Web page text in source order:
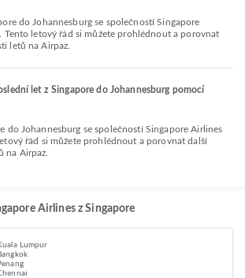
Tento letový řád si můžete prohlédnout a porovnat
letů na Airpaz.
let z Singapore do Johannesburg pomocí
řád si můžete prohlédnout a porovnat další
na Airpaz.
Airlines z Singapore
Lumpur